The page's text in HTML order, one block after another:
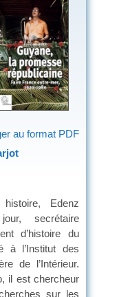
au format PDF
Edenz
secrétaire
d’histoire du
à l’Institut des
de l’Intérieur.
il est chercheur
sur les